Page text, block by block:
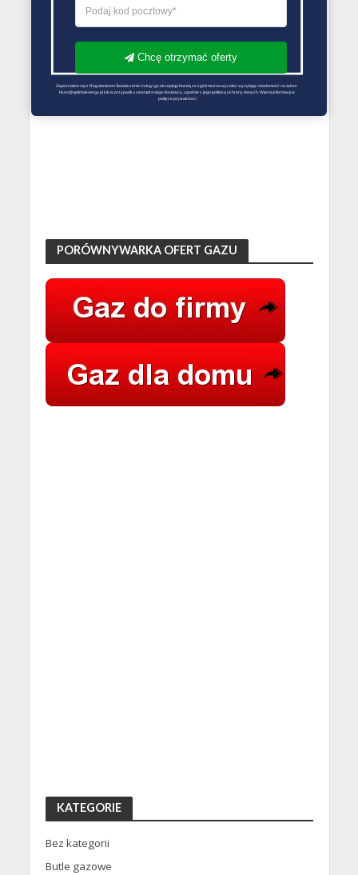
PORÓWNYWARKA OFERT GAZU
KATEGORIE
Bez kategorii
Butle gazowe
Chcę otrzymać oferty
Zapoznałem się z Regulaminem Świadczenie Usług i go akceptuję Każdą ze zgód można wycofać wysyłając wiadomość na adres
biuro@optimalenergy.pl lub w przypadku zewnętrznego dostawcy, zgodnie z jego polityką ochrony danych. Więcej informacji w
polityce prywatności